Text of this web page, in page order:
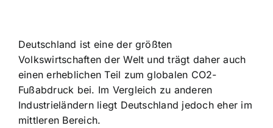
Deutschland ist eine der größten
Volkswirtschaften der Welt und trägt daher auch
einen erheblichen Teil zum globalen CO2-
Fußabdruck bei. Im Vergleich zu anderen
Industrieländern liegt Deutschland jedoch eher im
mittleren Bereich.